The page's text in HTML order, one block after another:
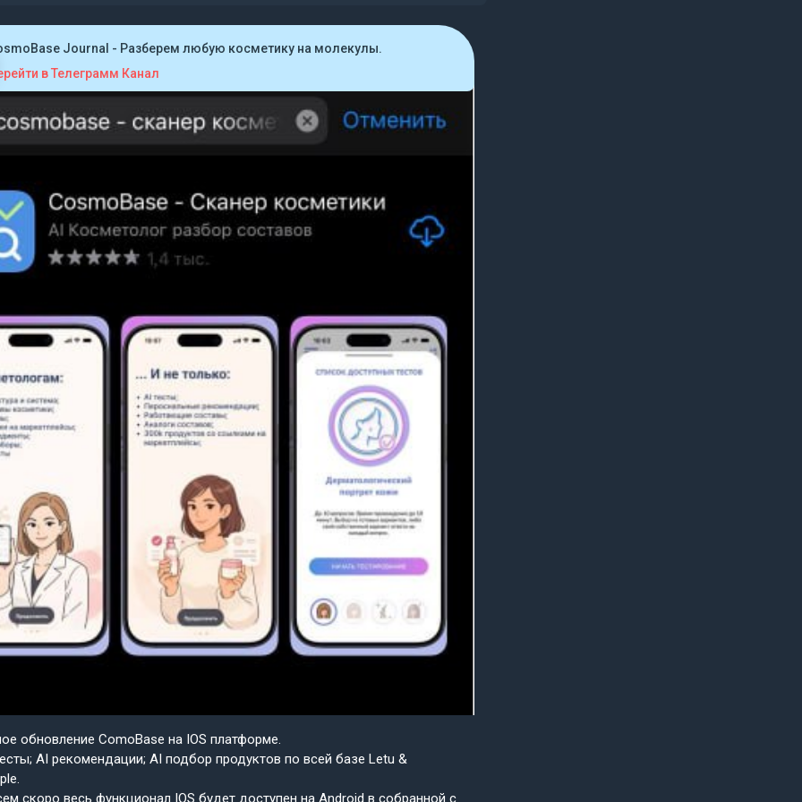
Journal - Разберем любую косметику на молекулы.
в Телеграмм Канал
обновление ComoBase на IOS платформе.
AI рекомендации; AI подбор продуктов по всей базе Letu &
скоро весь функционал IOS будет доступен на Android в собранной с